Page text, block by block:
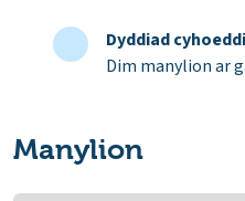
Dyddiad
Dim manylion ar
Manylion